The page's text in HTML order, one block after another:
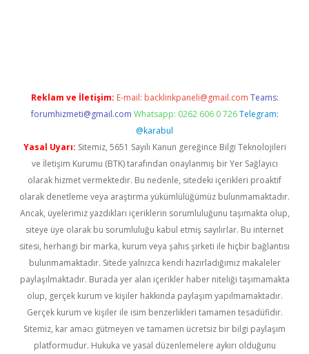
Reklam ve İletişim: E-mail: backlinkpaneli@gmail.com Teams:
forumhizmeti@gmail.com Whatsapp: 0262 606 0 726 Telegram:
@karabul
Yasal Uyarı: Sitemiz, 5651 Sayılı Kanun gereğince Bilgi Teknolojileri
ve İletişim Kurumu (BTK) tarafından onaylanmış bir Yer Sağlayıcı
olarak hizmet vermektedir. Bu nedenle, sitedeki içerikleri proaktif
olarak denetleme veya araştırma yükümlülüğümüz bulunmamaktadır.
Ancak, üyelerimiz yazdıkları içeriklerin sorumluluğunu taşımakta olup,
siteye üye olarak bu sorumluluğu kabul etmiş sayılırlar. Bu internet
sitesi, herhangi bir marka, kurum veya şahıs şirketi ile hiçbir bağlantısı
bulunmamaktadır. Sitede yalnızca kendi hazırladığımız makaleler
paylaşılmaktadır. Burada yer alan içerikler haber niteliği taşımamakta
olup, gerçek kurum ve kişiler hakkında paylaşım yapılmamaktadır.
Gerçek kurum ve kişiler ile isim benzerlikleri tamamen tesadüfidir.
Sitemiz, kar amacı gütmeyen ve tamamen ücretsiz bir bilgi paylaşım
platformudur. Hukuka ve yasal düzenlemelere aykırı olduğunu